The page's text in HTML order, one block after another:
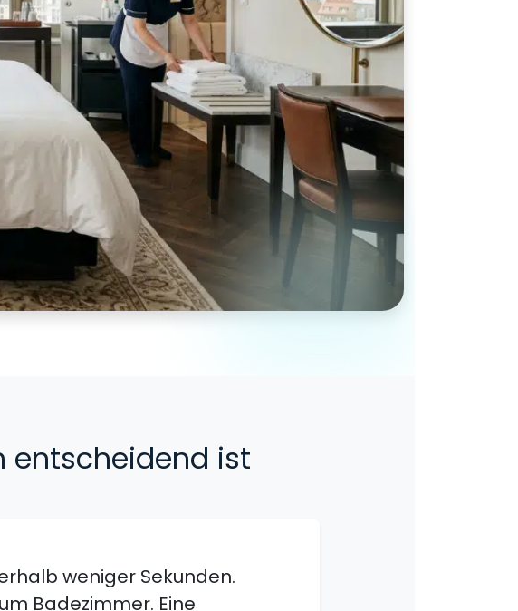
entscheidend ist
weniger Sekunden.
Badezimmer. Eine